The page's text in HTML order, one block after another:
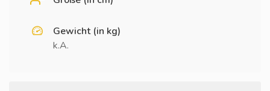
Gewicht (in kg)
k.A.